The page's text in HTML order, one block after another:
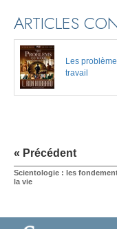
ARTICLES
Les
travail
« Précédent
Scientologie : les
la vie